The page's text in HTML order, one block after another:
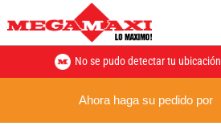
No se pudo detectar tu ubicación
Ahora haga su pedido por